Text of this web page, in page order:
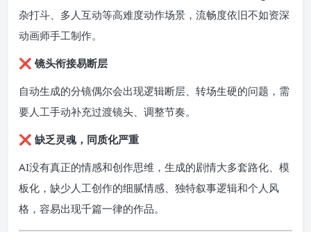
杂打斗、多人互动等高难度动作场景，流畅度依旧不如资深
动画师手工制作。
❌ 镜头衔接易断层
自动生成的分镜偶尔会出现逻辑断层、转场生硬的问题，需
要人工手动补充过渡镜头、调整节奏。
❌ 缺乏灵魂，同质化严重
AI没有真正的情感和创作思维，生成的剧情大多套路化、模
板化，缺少人工创作的细腻情感、独特叙事逻辑和个人风
格，容易出现千篇一律的作品。